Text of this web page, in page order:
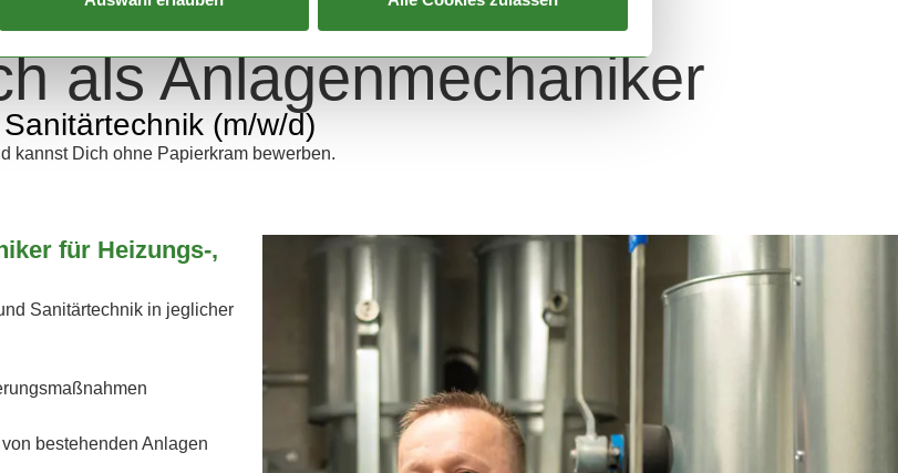
als Anlagenmechaniker
(m/w/d)
kannst Dich ohne Papierkram bewerben.
für Heizungs-,
Sanitärtechnik in jeglicher
bestehenden Anlagen